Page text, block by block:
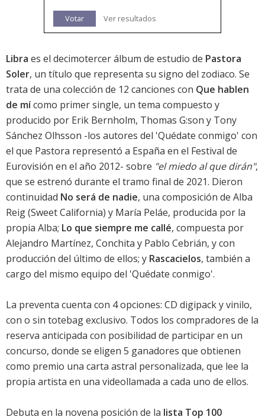
Votar Ver resultados
Libra es el decimotercer álbum de estudio de Pastora
Soler, un título que representa su signo del zodiaco. Se
trata de una colección de 12 canciones con Que hablen
de mícomo primer single, un tema compuesto y
producido por Erik Bernholm, Thomas G:son y Tony
Sánchez Olhsson -los autores del 'Quédate conmigo' con
el que Pastora representó a España en el Festival de
Eurovisión en el año 2012- sobre "el miedo al que dirán",
que se estrenó durante el tramo final de 2021. Dieron
continuidad No será de nadie, una composición de Alba
Reig (Sweet California) y María Peláe, producida por la
propia Alba; Lo que siempre me callé, compuesta por
Alejandro Martínez, Conchita y Pablo Cebrián, y con
producción del último de ellos; y Rascacielos, también a
cargo del mismo equipo del 'Quédate conmigo'.
La preventa cuenta con 4 opciones: CD digipack y vinilo,
con o sin totebag exclusivo. Todos los compradores de la
reserva anticipada con posibilidad de participar en un
concurso, donde se eligen 5 ganadores que obtienen
como premio una carta astral personalizada, que lee la
propia artista en una videollamada a cada uno de ellos.
Debuta en la novena posición de la lista Top 100